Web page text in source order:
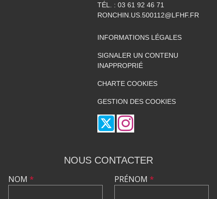
TÉL. : 03 61 92 46 71
RONCHIN.US.500112@LFHF.FR
INFORMATIONS LÉGALES
SIGNALER UN CONTENU
INAPPROPRIÉ
CHARTE COOKIES
GESTION DES COOKIES
NOUS CONTACTER
NOM * PRÉNOM *